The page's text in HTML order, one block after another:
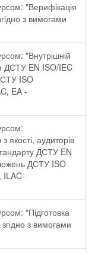
"Верифікація
з вимогами
"Внутрішній
ДСТУ EN ISO/IEC
ISO
EA -
якості, аудиторів
ДСТУ EN
ДСТУ ISO
"Підготовка
з вимогами